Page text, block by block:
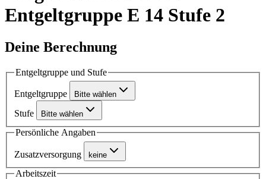
Entgeltgruppe E 14 Stufe 2
Deine Berechnung
Entgeltgruppe und Stufe
Entgeltgruppe Bitte wählen
Stufe Bitte wählen
Persönliche Angaben
Zusatzversorgung keine
Arbeitszeit